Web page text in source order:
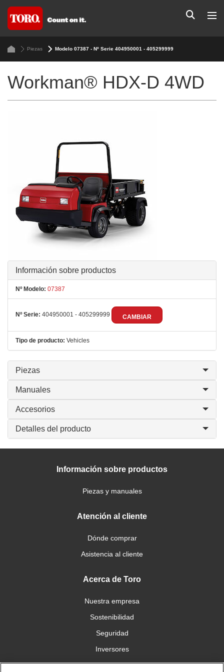
Piezas Modelo 07387 - Nº Serie 404950001 - 405299999
Workman® HDX-D 4WD
Información sobre productos
Nº Modelo: 07387
Nº Serie: 404950001 - 405299999 CAMBIAR
Tipo de producto: Vehicles
Piezas
Manuales
Accesorios
Detalles del producto
Información sobre productos
Piezas y manuales
Atención al cliente
Dónde comprar
Asistencia al cliente
Acerca de Toro
Nuestra empresa
Sostenibilidad
Seguridad
Inversores
Trabajo